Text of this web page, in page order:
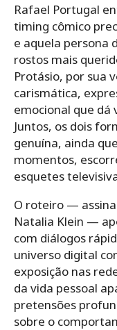
Rafael Portugal
timing cômico
e aquela persona
rostos mais
Protásio, por sua
carismática,
emocional que dá
Juntos, os dois
genuína, ainda
momentos,
esquetes
O roteiro —
Natalia Klein —
com diálogos
universo digital
exposição nas
da vida pessoal
pretensões
sobre o